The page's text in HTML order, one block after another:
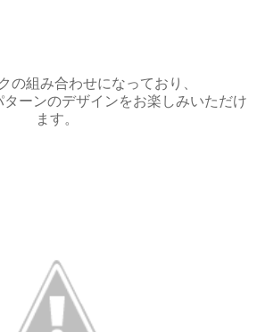
の組み合わせになっており、
ーンのデザインをお楽しみいただけ
ます。